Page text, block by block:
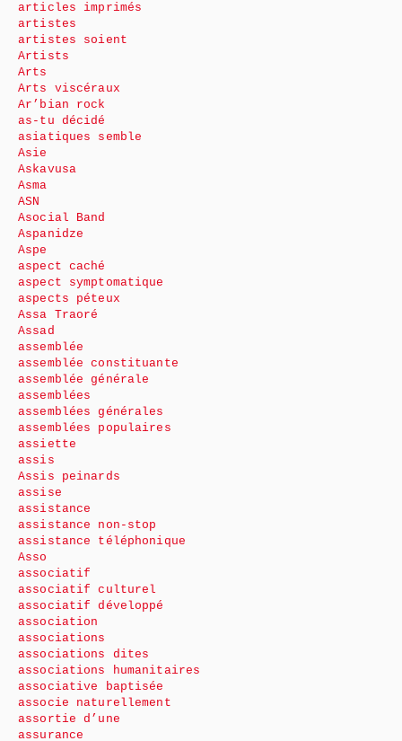
articles imprimés
artistes
artistes soient
Artists
Arts
Arts viscéraux
Ar’bian rock
as-tu décidé
asiatiques semble
Asie
Askavusa
Asma
ASN
Asocial Band
Aspanidze
Aspe
aspect caché
aspect symptomatique
aspects péteux
Assa Traoré
Assad
assemblée
assemblée constituante
assemblée générale
assemblées
assemblées générales
assemblées populaires
assiette
assis
Assis peinards
assise
assistance
assistance non-stop
assistance téléphonique
Asso
associatif
associatif culturel
associatif développé
association
associations
associations dites
associations humanitaires
associative baptisée
associe naturellement
assortie d’une
assurance